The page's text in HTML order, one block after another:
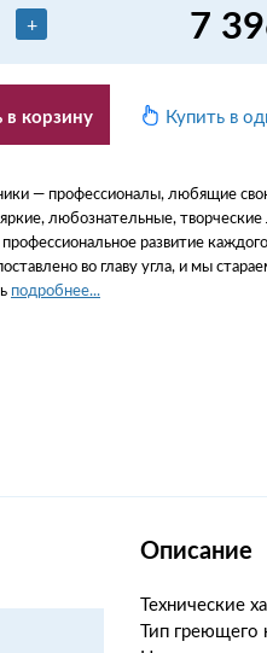
+
в корзину
7
Купить в
— профессионалы, любящие
любознательные,
развитие
во главу угла, и мы
подробнее...
Описание
Технические
Тип